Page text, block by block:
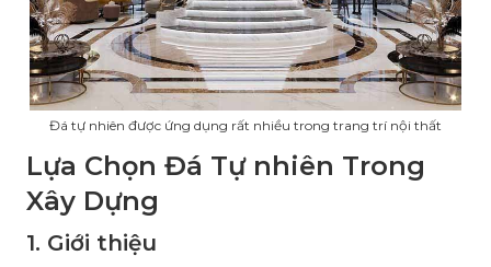
Đá tự nhiên được ứng dụng rất nhiều trong trang trí nội thất
Lựa Chọn Đá Tự nhiên Trong
Xây Dựng
1. Giới thiệu